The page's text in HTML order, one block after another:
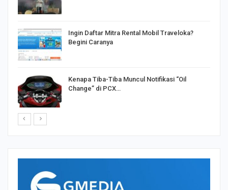
Ingin Daftar Mitra Rental Mobil Traveloka?
Begini Caranya
Kenapa Tiba-Tiba Muncul Notifikasi “Oil
Change” di PCX…